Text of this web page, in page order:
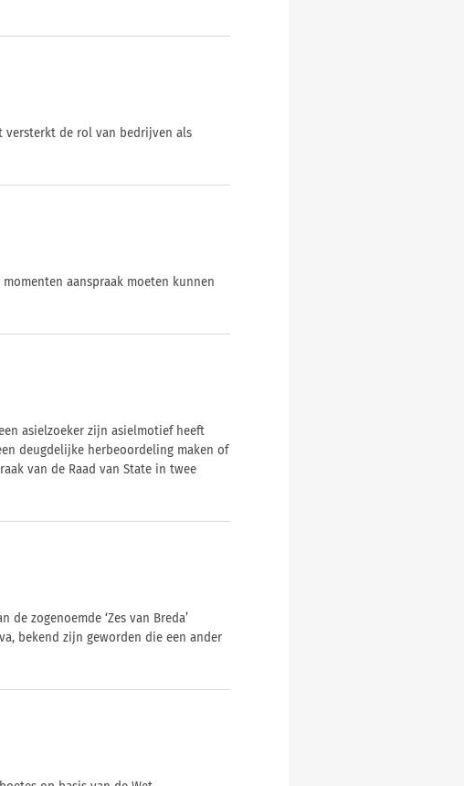
versterkt de rol van bedrijven als
aanspraak moeten kunnen
asielzoeker zijn asielmotief heeft
deugdelijke herbeoordeling maken of
van de Raad van State in twee
zogenoemde ‘Zes van Breda’
bekend zijn geworden die een ander